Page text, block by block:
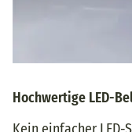
Hochwertige LED-